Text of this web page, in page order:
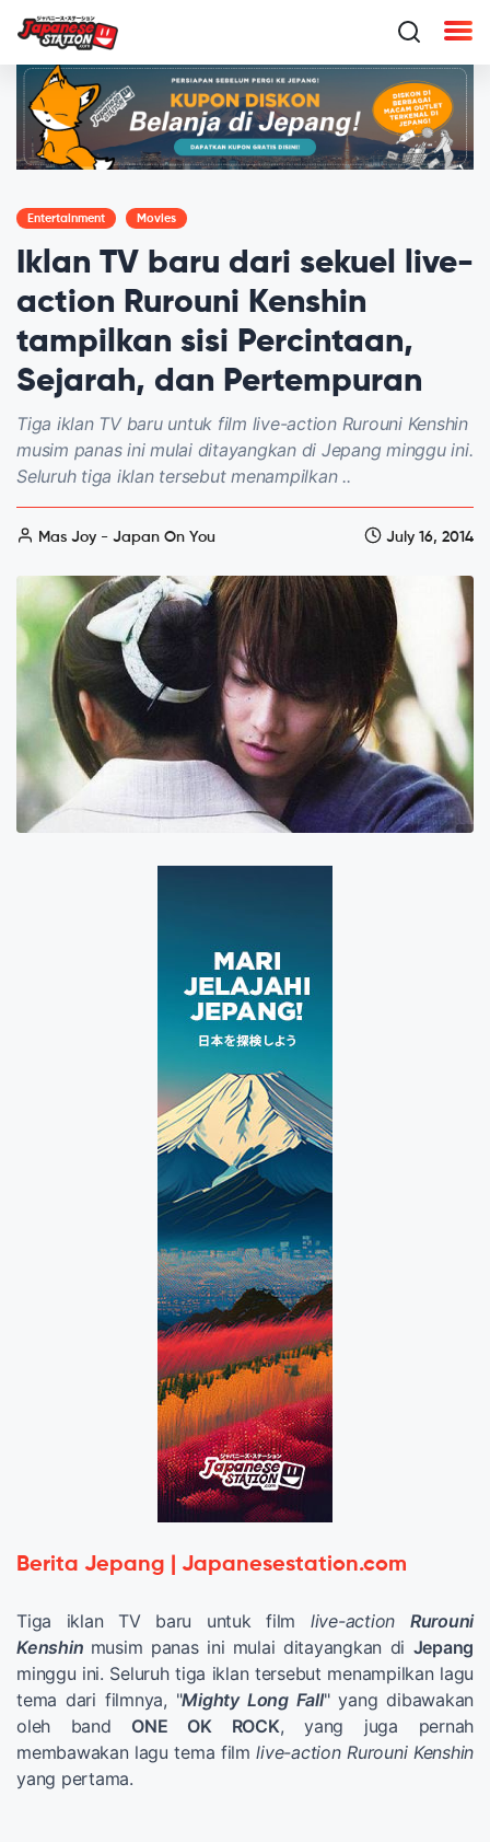
Entertainment Movies
Iklan TV baru dari sekuel live-
action Rurouni Kenshin
tampilkan sisi Percintaan,
Sejarah, dan Pertempuran
Tiga iklan TV baru untuk film live-action Rurouni Kenshin
musim panas ini mulai ditayangkan di Jepang minggu ini.
Seluruh tiga iklan tersebut menampilkan ..
Mas Joy - Japan On You July 16, 2014
Berita Jepang | Japanesestation.com
Tiga iklan TV baru untuk film live-action
Rurouni
Kenshin musim panas ini mulai ditayangkan di Jepang
minggu ini. Seluruh tiga iklan tersebut menampilkan lagu
tema dari filmnya, "Mighty Long Fall" yang dibawakan
oleh band ONE OK ROCK, yang juga pernah
membawakan lagu tema filmlive-action Rurouni Kenshin
yang pertama.